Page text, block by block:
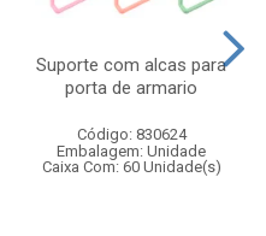
Suporte com alcas para
porta de armario
Código: 830624
Embalagem: Unidade
Caixa Com: 60 Unidade(s)